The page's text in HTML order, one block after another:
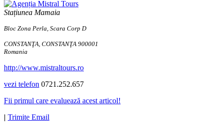
Stațiunea Mamaia
Bloc Zona Perla, Scara Corp D
CONSTANŢA, CONSTANŢA 900001
Romania
http://www.mistraltours.ro
vezi telefon 0721.252.657
Fii primul care evaluează acest articol!
| Trimite Email